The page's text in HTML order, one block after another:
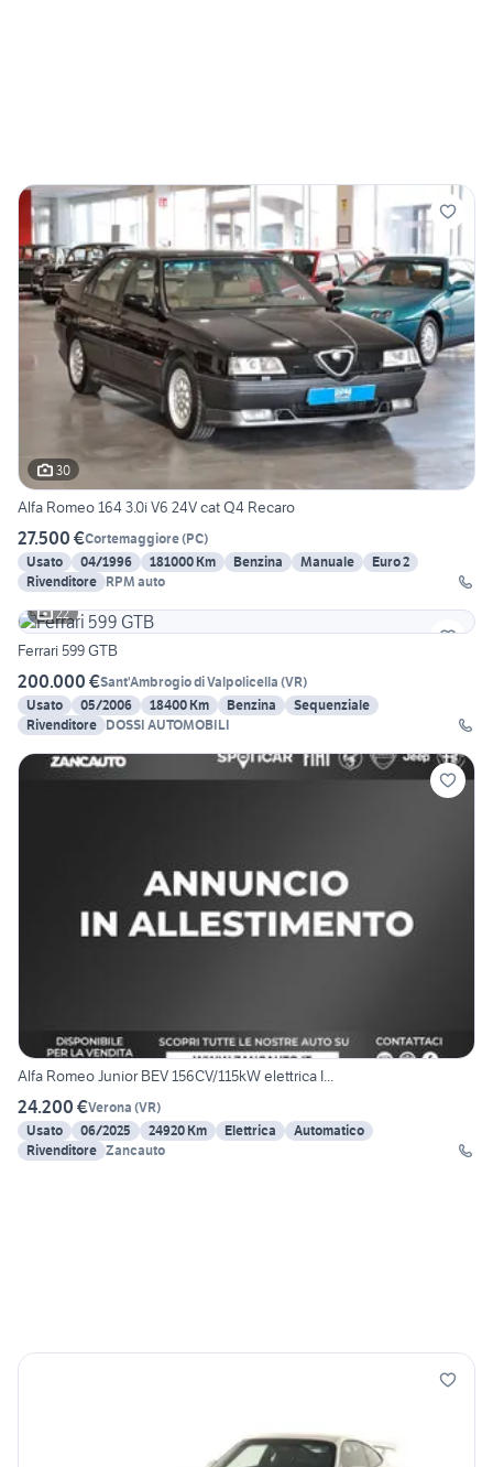
30
Alfa Romeo 164 3.0i V6 24V cat Q4 Recaro
27.500 €Cortemaggiore(PC)
Usato
04/1996 181000 Km Benzina Manuale
Euro 2
Rivenditore RPM auto
22
Ferrari 599 GTB
200.000 €Sant'Ambrogio di Valpolicella (VR)
Usato
05/2006 18400 Km Benzina
Sequenziale
Rivenditore DOSSI AUTOMOBILI
Alfa Romeo Junior BEV 156CV/115kW elettrica I...
24.200 €Verona (VR)
Usato
06/2025 24920 Km Elettrica
Automatico
Rivenditore Zancauto